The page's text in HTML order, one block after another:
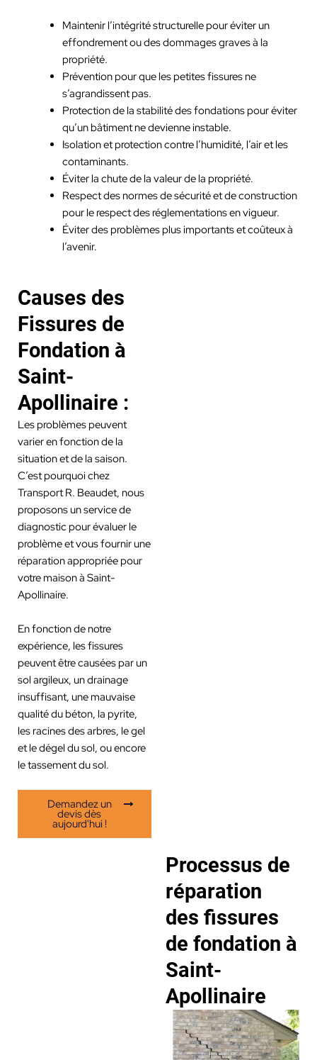
Maintenir l’intégrité structurelle pour éviter un
effondrement ou des dommages graves à la
propriété.
Prévention pour que les petites fissures ne
s’agrandissent pas.
Protection de la stabilité des fondations pour éviter
qu’un bâtiment ne devienne instable.
Isolation et protection contre l’humidité, l’air et les
contaminants.
Éviter la chute de la valeur de la propriété.
Respect des normes de sécurité et de construction
pour le respect des réglementations en vigueur.
Éviter des problèmes plus importants et coûteux à
l’avenir.
Causes des
Fissures de
Fondation à
Saint-
Apollinaire :
Les problèmes peuvent
varier en fonction de la
situation et de la saison.
C’est pourquoi chez
Transport R. Beaudet, nous
proposons un service de
diagnostic pour évaluer le
problème et vous fournir une
réparation appropriée pour
votre maison à Saint-
Apollinaire.
En fonction de notre
expérience, les fissures
peuvent être causées par un
sol argileux, un drainage
insuffisant, une mauvaise
qualité du béton, la pyrite,
les racines des arbres, le gel
et le dégel du sol, ou encore
le tassement du sol.
Demandez un
devis dès
aujourd'hui !
Processus de
réparation
des fissures
de fondation à
Saint-
Apollinaire